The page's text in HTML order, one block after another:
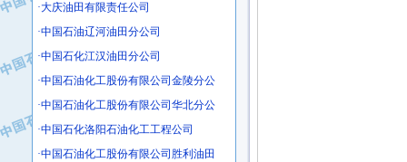
·东方合金铸造厂
·保定北奥石油物探特种车辆制造有限
·盘锦辽河油田天意石油装备有限公司
·中国石油天然气管道局穿越公司
·南石力天传动件有限公司
·浙江瑞普环境技术有限公司
·大庆油田有限责任公司
·中国石油辽河油田分公司
·中国石化江汉油田分公司
·中国石油化工股份有限公司金陵分公
·中国石油化工股份有限公司华北分公
·中国石化洛阳石油化工工程公司
·中国石油化工股份有限公司胜利油田